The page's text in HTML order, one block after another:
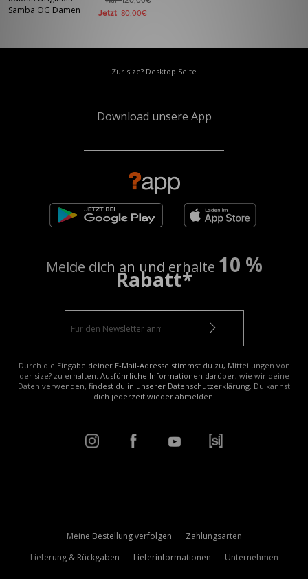
Samba OG Damen
Jetzt 80,00€
Zur size? Desktop Seite
Download unsere App
Melde dich an und erhalte 10 %
Rabatt*
Durch die Eingabe deiner E-Mail-Adresse stimmst du zu, Mitteilungen von
der size? zu erhalten. Ausführliche Informationen darüber, wie wir deine
Daten verwenden, findest du in unserer Datenschutzerklärung. Du kannst
dich jederzeit wieder abmelden.
Meine Bestellung verfolgen
Zahlungsarten
Lieferung & Rückgaben
Lieferinformationen Unternehmen